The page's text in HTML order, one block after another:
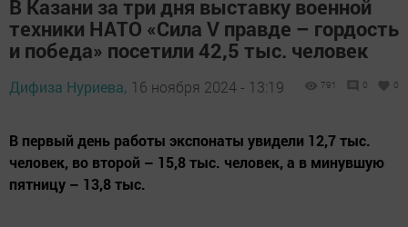
В Казани за три дня выставку военной
техники НАТО «Сила V правде – гордость
и победа» посетили 42,5 тыс. человек
Дифиза Нуриева, 16 ноября 2024 - 13:19 791 0 0
В первый день работы экспонаты увидели 12,7 тыс.
человек, во второй – 15,8 тыс. человек, а в минувшую
пятницу – 13,8 тыс.